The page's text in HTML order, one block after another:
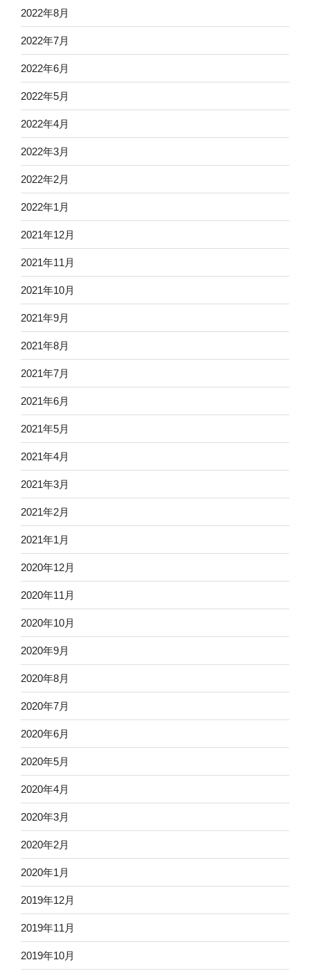
2022年8月
2022年7月
2022年6月
2022年5月
2022年4月
2022年3月
2022年2月
2022年1月
2021年12月
2021年11月
2021年10月
2021年9月
2021年8月
2021年7月
2021年6月
2021年5月
2021年4月
2021年3月
2021年2月
2021年1月
2020年12月
2020年11月
2020年10月
2020年9月
2020年8月
2020年7月
2020年6月
2020年5月
2020年4月
2020年3月
2020年2月
2020年1月
2019年12月
2019年11月
2019年10月